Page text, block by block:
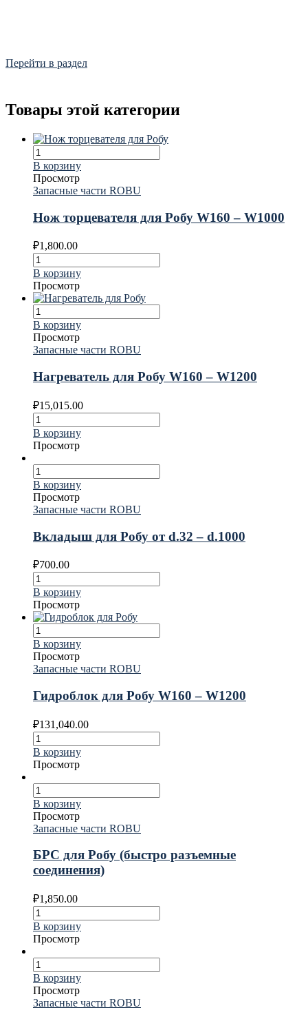
Перейти в раздел
Товары этой категории
В корзину
Просмотр
Запасные части ROBU
Нож торцевателя для Робу W160 – W1000
₽1,800.00
В корзину
Просмотр
В корзину
Просмотр
Запасные части ROBU
Нагреватель для Робу W160 – W1200
₽15,015.00
В корзину
Просмотр
В корзину
Просмотр
Запасные части ROBU
Вкладыш для Робу от d.32 – d.1000
₽700.00
В корзину
Просмотр
В корзину
Просмотр
Запасные части ROBU
Гидроблок для Робу W160 – W1200
₽131,040.00
В корзину
Просмотр
В корзину
Просмотр
Запасные части ROBU
БРС для Робу (быстро разъемные
соединения)
₽1,850.00
В корзину
Просмотр
В корзину
Просмотр
Запасные части ROBU